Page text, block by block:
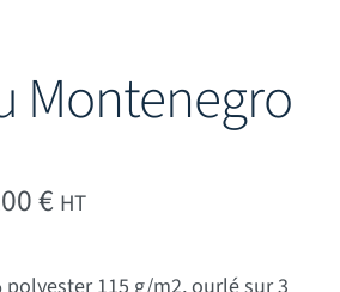
Montenegro
€Plage de prix : 11,00 €
HT